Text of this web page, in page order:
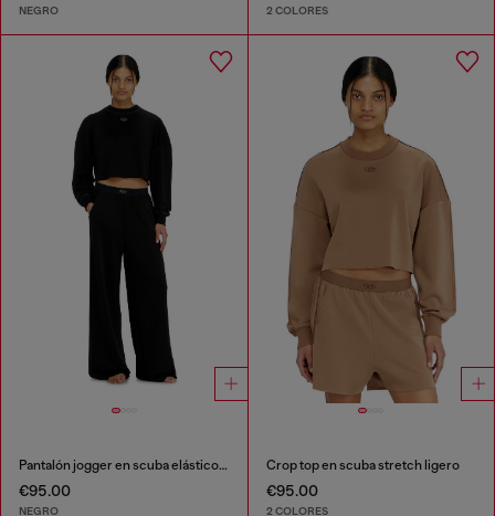
NEGRO 2 COLORES
Pantalón jogger en scuba elástico ligero
€95.00
NEGRO
Crop top en scuba stretch ligero
€95.00
2 COLORES